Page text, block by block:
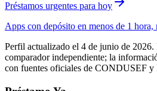
Préstamos urgentes para hoy
Apps con depósito en menos de 1
Perfil actualizado el 4 de junio de 2026.
comparador independiente; la
con fuentes oficiales de CONDUSEF y